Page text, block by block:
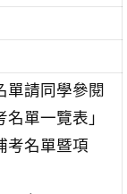
單請同學參閱
單一覽表」
考名單暨項